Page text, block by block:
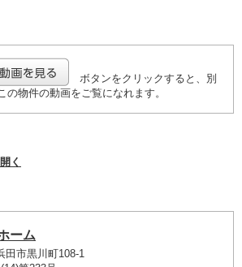
ボタンをクリックすると、別
の物件の動画をご覧になれます。
く
ーム
市黒川町108-1